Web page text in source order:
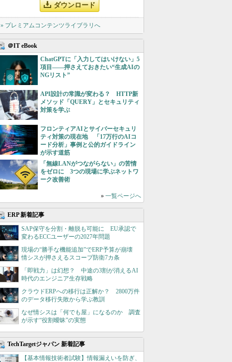
ダウンロード
» プレミアムコンテンツライブラリへ
＠IT eBook
ChatGPTに「入力してはいけない」5
項目――押さえておきたい“生成AIの
NGリスト”
API設計の常識が変わる？ HTTP新
メソッド「QUERY」とセキュリティ
対策を学ぶ
フロンティアAIとサイバーセキュリ
ティ対策の現在地 「17万行のAIコ
ード分析」事例と公的ガイドライン
が示す道筋
「無線LANがつながらない」の苦情
をゼロに 3つの現場に学ぶネットワ
ーク改善術
» 一覧ページへ
ERP 新着記事
SAP保守を分割・離脱も可能に EU承認で
変わるECCユーザーの2027年問題
現場の“勝手な機能追加”でERP予算が崩壊
情シスが押さえるスコープ防衛7カ条
「即戦力」は幻想？ 中途の3割が消えるAI
時代のエンジニア生存戦略
クラウドERPへの移行は正解か？ 2800万件
のデータ移行失敗から学ぶ教訓
なぜ情シスは「何でも屋」になるのか 調査
が示す“役割曖昧”の実態
TechTargetジャパン 新着記事
【基本情報技術者試験】情報漏えいを防ぎ、